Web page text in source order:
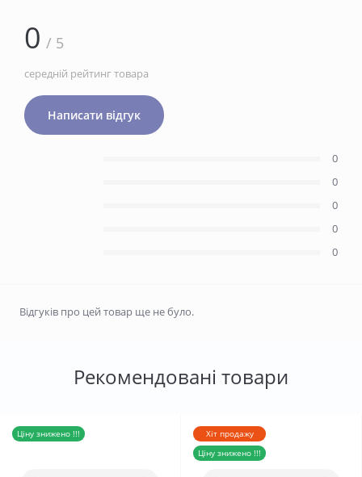
0 / 5
середній рейтинг товара
Написати відгук
0
0
0
0
0
Відгуків про цей товар ще не було.
Рекомендовані товари
Ціну знижено !!!
Хіт продажу
Ціну знижено !!!